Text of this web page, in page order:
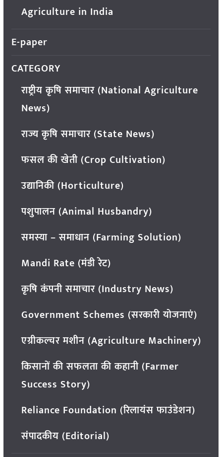
Agriculture in India
E-paper
CATEGORY
राष्ट्रीय कृषि समाचार (National Agriculture
News)
राज्य कृषि समाचार (State News)
फसल की खेती (Crop Cultivation)
उद्यानिकी (Horticulture)
पशुपालन (Animal Husbandry)
समस्या – समाधान (Farming Solution)
Mandi Rate (मंडी रेट)
कृषि कंपनी समाचार (Industry News)
Government Schemes (सरकारी योजनाएं)
एग्रीकल्चर मशीन (Agriculture Machinery)
किसानों की सफलता की कहानी (Farmer
Success Story)
Reliance Foundation (रिलायंस फाउंडेशन)
संपादकीय (Editorial)